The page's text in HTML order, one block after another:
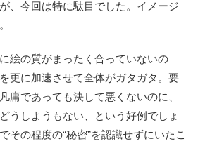
、今回は特に駄目でした。イメージ
絵の質がまったく合っていないの
更に加速させて全体がガタガタ。要
庸であっても決して悪くないのに、
うしようもない、という好例でしょ
その程度の“秘密”を認識せずにいたこ